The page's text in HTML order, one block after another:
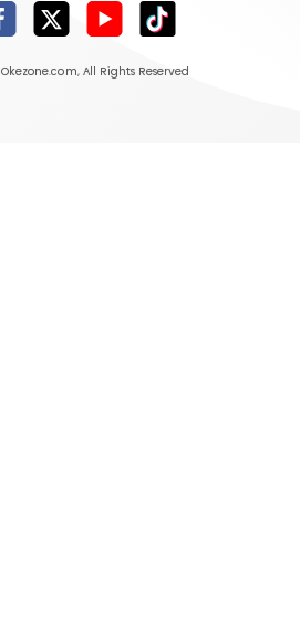
Okezone.com, All Rights Reserved